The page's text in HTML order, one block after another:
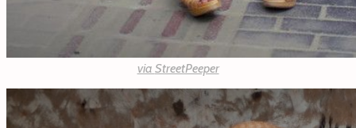
via StreetPeeper